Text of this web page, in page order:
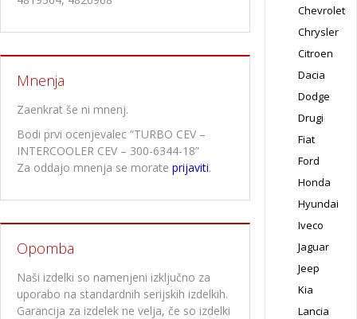
Mnenja
Zaenkrat še ni mnenj.
Bodi prvi ocenjevalec “TURBO CEV –
INTERCOOLER CEV – 300-6344-18”
Za oddajo mnenja se morate prijaviti.
Opomba
Naši izdelki so namenjeni izključno za
uporabo na standardnih serijskih izdelkih.
Garancija za izdelek ne velja, če so izdelki
Chevrolet
Chrysler
Citroen
Dacia
Dodge
Drugi
Fiat
Ford
Honda
Hyundai
Iveco
Jaguar
Jeep
Kia
Lancia